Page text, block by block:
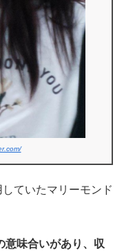
ていたマリーモンド
意味合いがあり、収